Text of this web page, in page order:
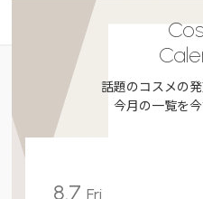
話題のコスメの
今月の一覧を
8.7Fri